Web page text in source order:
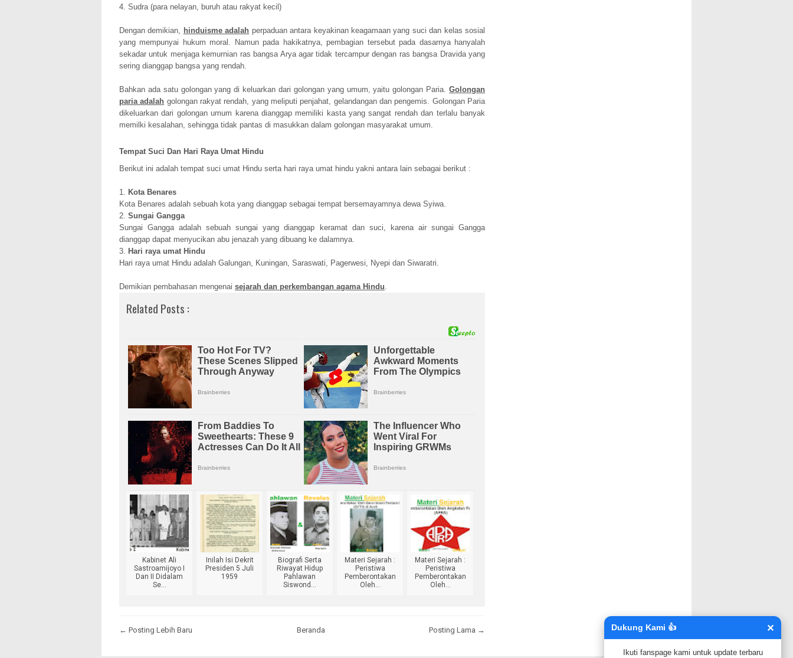
4. Sudra (para nelayan, buruh atau rakyat kecil)
Dengan demikian, hinduisme adalah perpaduan antara keyakinan keagamaan yang suci dan kelas sosial
yang mempunyai hukum moral. Namun pada hakikatnya, pembagian tersebut pada dasarnya hanyalah
sekadar untuk menjaga kemurnian ras bangsa Arya agar tidak tercampur dengan ras bangsa Dravida yang
sering dianggap bangsa yang rendah.
Bahkan ada satu golongan yang di keluarkan dari golongan yang umum, yaitu golongan Paria. Golongan
paria adalah golongan rakyat rendah, yang meliputi penjahat, gelandangan dan pengemis. Golongan Paria
dikeluarkan dari golongan umum karena dianggap memiliki kasta yang sangat rendah dan terlalu banyak
memilki kesalahan, sehingga tidak pantas di masukkan dalam golongan masyarakat umum.
Tempat Suci Dan Hari Raya Umat Hindu
Berikut ini adalah tempat suci umat Hindu serta hari raya umat hindu yakni antara lain sebagai berikut :
1.
Kota Benares
Kota Benares adalah sebuah kota yang dianggap sebagai tempat bersemayamnya dewa Syiwa.
2. Sungai Gangga
Sungai Gangga adalah sebuah sungai yangdianggap keramat dan suci, karena air sungai Gangga
dianggap dapat menyucikan abu jenazah yang dibuang ke dalamnya.
3.
Hari raya umat Hindu
Hari raya umat Hindu adalah Galungan, Kuningan, Saraswati, Pagerwesi, Nyepi dan Siwaratri.
Demikian pembahasan mengenai sejarah dan perkembangan agama Hindu
Related Posts :
Kabinet Ali
Sastroamijoyo I
Dan II Didalam
Se...
Inilah Isi Dekrit
Presiden 5 Juli
1959
Biografi Serta
Riwayat Hidup
Pahlawan
Siswond...
Materi Sejarah :
Peristiwa
Pemberontakan
Oleh...
Materi Sejarah :
Peristiwa
Pemberontakan
Oleh...
← Posting Lebih Baru Posting Lama →
Beranda Dukung Kami 👍 ✕
Ikuti fanspage kami untuk update terbaru
↑